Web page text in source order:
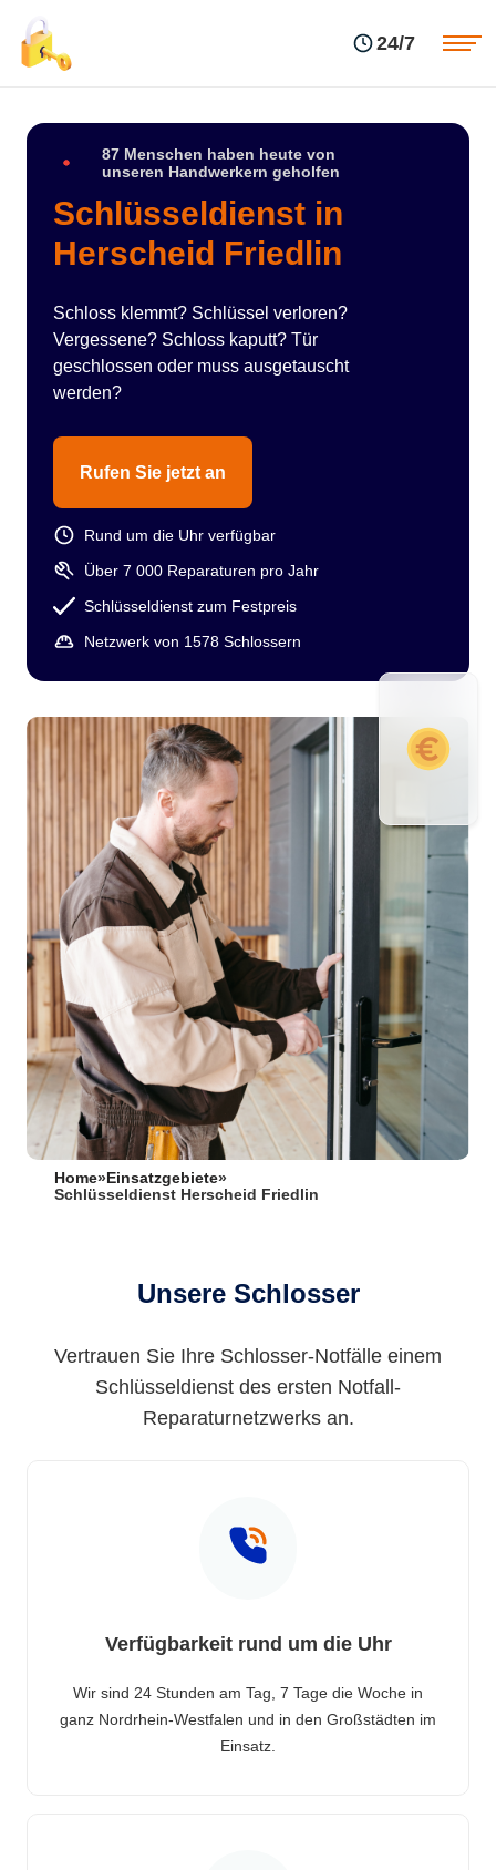
24/7
87 Menschen haben heute von
unseren Handwerkern geholfen
Schlüsseldienst in
Herscheid Friedlin
Schloss klemmt? Schlüssel verloren?
Vergessene? Schloss kaputt? Tür
geschlossen oder muss ausgetauscht
werden?
Rufen Sie jetzt an
Rund um die Uhr verfügbar
Über 7 000 Reparaturen pro Jahr
Schlüsseldienst zum Festpreis
Netzwerk von 1578 Schlossern
Home» Einsatzgebiete»
Schlüsseldienst Herscheid Friedlin
Unsere Schlosser
Vertrauen Sie Ihre Schlosser-Notfälle einem
Schlüsseldienst des ersten Notfall-
Reparaturnetzwerks an.
Verfügbarkeit rund um die Uhr
Wir sind 24 Stunden am Tag, 7 Tage die Woche in
ganz Nordrhein-Westfalen und in den Großstädten im
Einsatz.